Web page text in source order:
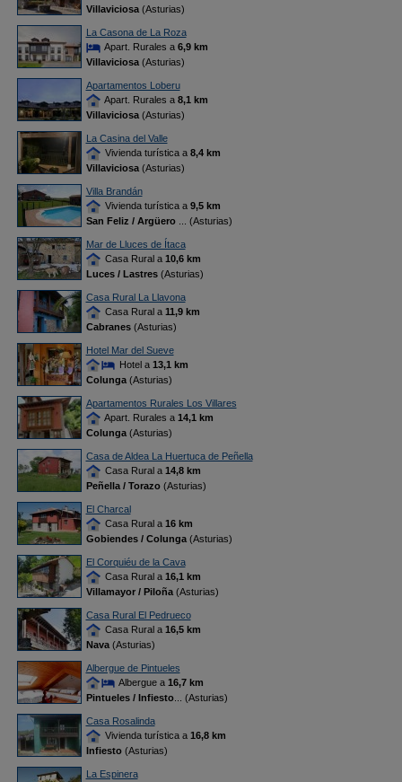
Villaviciosa(Asturias)
La Casona de La Roza
Apart. Rurales a 6,9 km
Villaviciosa(Asturias)
Apartamentos Loberu
Apart. Rurales a 8,1 km
Villaviciosa(Asturias)
La Casina del Valle
Vivienda turística a 8,4 km
Villaviciosa(Asturias)
Villa Brandán
Vivienda turística a 9,5 km
San Feliz / Argüero
... (Asturias)
Mar de Lluces de Ítaca
Casa Rural a 10,6 km
Luces / Lastres(Asturias)
Casa Rural La Llavona
Casa Rural a 11,9 km
Cabranes(Asturias)
Hotel Mar del Sueve
Hotel a 13,1 km
Colunga(Asturias)
Apartamentos Rurales Los Villares
Apart. Rurales a 14,1 km
Colunga(Asturias)
Casa de Aldea La Huertuca de Peñella
Casa Rural a 14,8 km
Peñella / Torazo(Asturias)
El Charcal
Casa Rural a 16 km
Gobiendes / Colunga(Asturias)
El Corquiéu de la Cava
Casa Rural a 16,1 km
Villamayor / Piloña(Asturias)
Casa Rural El Pedrueco
Casa Rural a 16,5 km
Nava(Asturias)
Albergue de Pintueles
Albergue a 16,7 km
Pintueles / Infiesto... (Asturias)
Casa Rosalinda
Vivienda turística a 16,8 km
Infiesto(Asturias)
La Espinera